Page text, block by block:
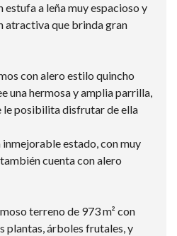
a leña muy espacioso y
que brinda gran
con alero estilo quincho
una hermosa y amplia parrilla,
le posibilita disfrutar de ella
inmejorable estado, con muy
cuenta con alero
terreno de 973 m² con
plantas, árboles frutales, y